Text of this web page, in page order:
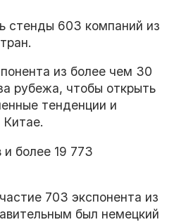
стенды 603 компаний из
из более чем 30
рубежа, чтобы открыть
тенденции и
и более 19 773
703 экспонента из
был немецкий